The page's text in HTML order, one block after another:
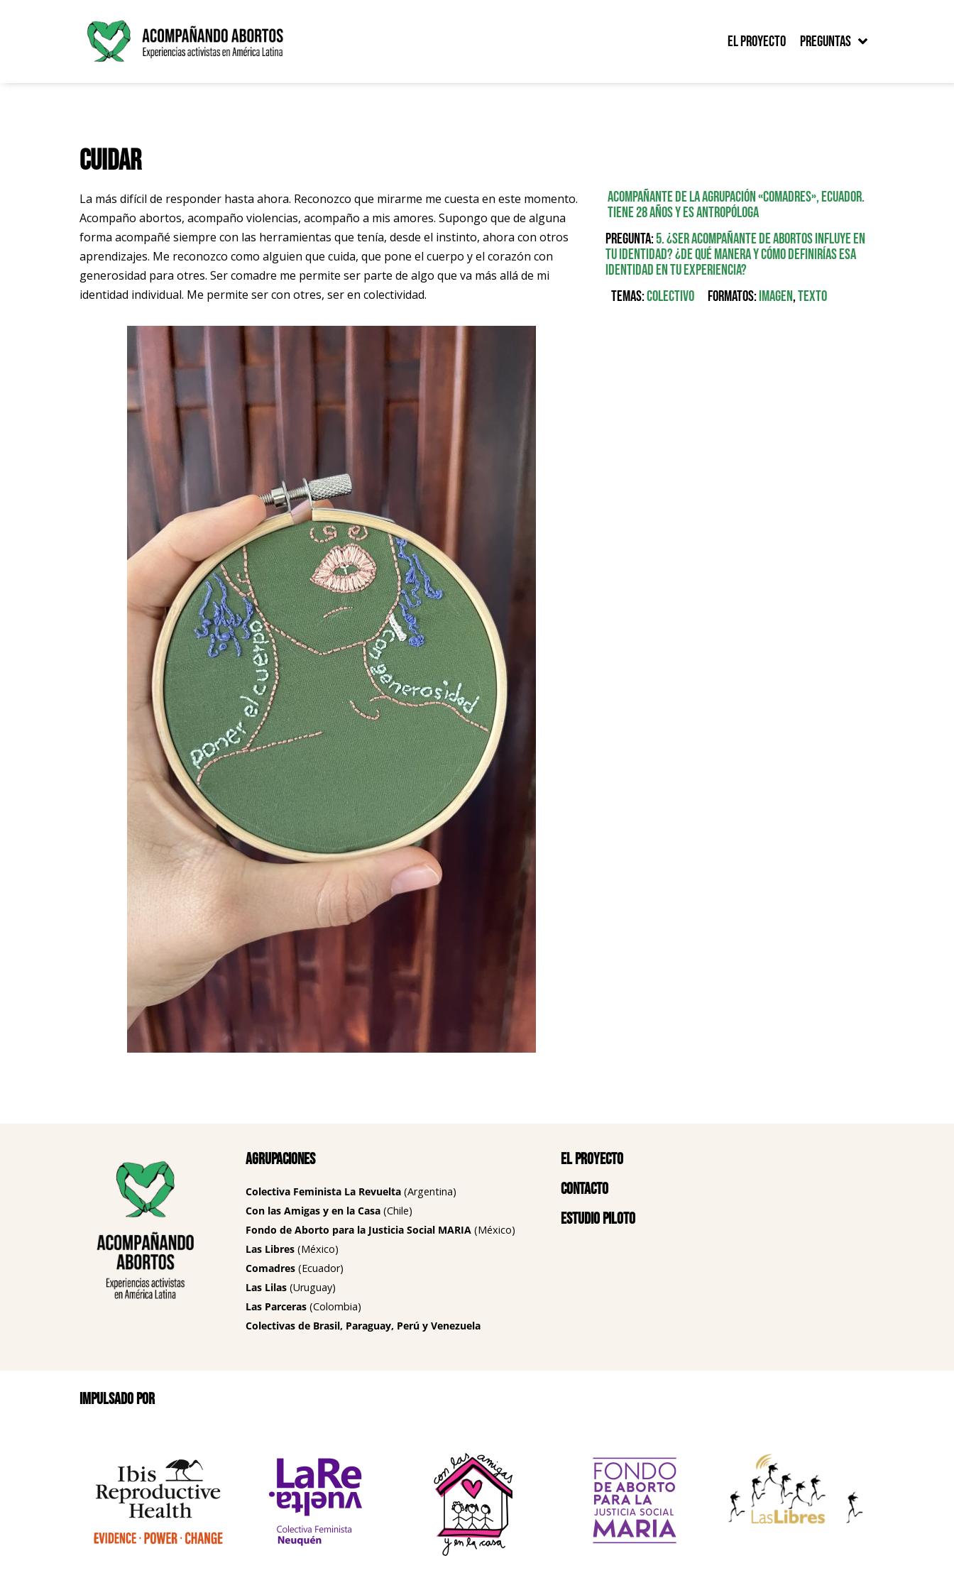
El proyecto Preguntas
Cuidar
La más difícil de responder hasta ahora. Reconozco que mirarme me cuesta en este momento.
Acompaño abortos, acompaño violencias, acompaño a mis amores. Supongo que de alguna
forma acompañé siempre con las herramientas que tenía, desde el instinto, ahora con otros
aprendizajes. Me reconozco como alguien que cuida, que pone el cuerpo y el corazón con
generosidad para otres. Ser comadre me permite ser parte de algo que va más allá de mi
identidad individual. Me permite ser con otres, ser en colectividad.
Acompañante de la agrupación «Comadres», Ecuador.
Tiene 28 años y es antropóloga
Pregunta:5. ¿Ser acompañante de abortos influye en
tu identidad? ¿De qué manera y cómo definirías esa
identidad en tu experiencia?
Temas:Colectivo Formatos:Imagen,Texto
Agrupaciones
Colectiva Feminista La Revuelta (Argentina)
Con las Amigas y en la Casa (Chile)
Fondo de Aborto para la Justicia Social MARIA (México)
Las Libres (México)
Comadres (Ecuador)
Las Lilas (Uruguay)
Las Parceras (Colombia)
Colectivas de Brasil, Paraguay, Perú y Venezuela
El proyecto
Contacto
Estudio piloto
Impulsado por